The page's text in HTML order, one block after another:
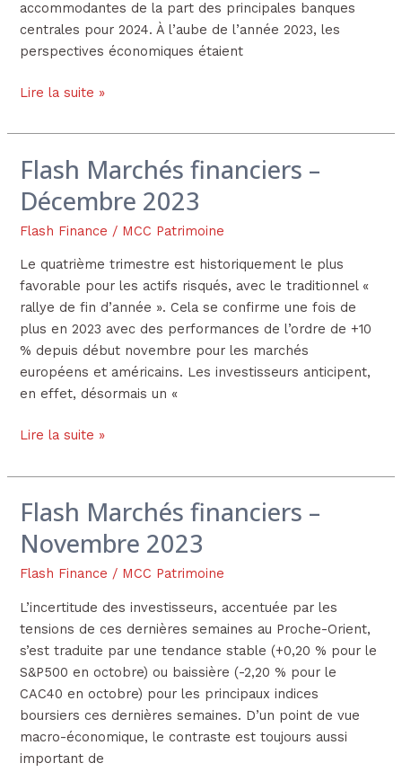
accommodantes de la part des principales banques
centrales pour 2024. À l’aube de l’année 2023, les
perspectives économiques étaient
Lire la suite »
Flash Marchés financiers –
Décembre 2023
Flash Finance / MCC Patrimoine
Le quatrième trimestre est historiquement le plus
favorable pour les actifs risqués, avec le traditionnel «
rallye de fin d’année ». Cela se confirme une fois de
plus en 2023 avec des performances de l’ordre de +10
% depuis début novembre pour les marchés
européens et américains. Les investisseurs anticipent,
en effet, désormais un «
Flash
financiers
–
2023
Lire la suite »
Flash Marchés financiers –
Novembre 2023
Flash Finance / MCC Patrimoine
L’incertitude des investisseurs, accentuée par les
tensions de ces dernières semaines au Proche-Orient,
s’est traduite par une tendance stable (+0,20 % pour le
S&P500 en octobre) ou baissière (-2,20 % pour le
CAC40 en octobre) pour les principaux indices
boursiers ces dernières semaines. D’un point de vue
macro-économique, le contraste est toujours aussi
important de
Flash
financiers
–
2023